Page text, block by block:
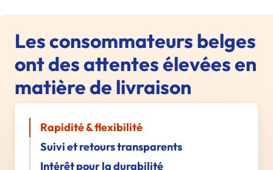
Les consommateurs belges
ont des attentes élevées en
matière de livraison
Rapidité & flexibilité
Suivi et retours transparents
Intérêt pour la durabilité